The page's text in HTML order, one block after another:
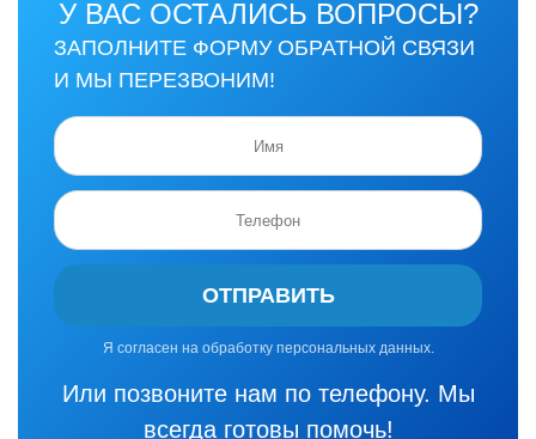
У ВАС ОСТАЛИСЬ ВОПРОСЫ?
ЗАПОЛНИТЕ ФОРМУ ОБРАТНОЙ СВЯЗИ
И МЫ ПЕРЕЗВОНИМ!
ОТПРАВИТЬ
Я согласен на обработку персональных данных.
Или позвоните нам по телефону. Мы
всегда готовы помочь!